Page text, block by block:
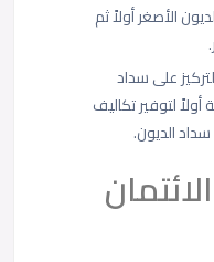
الأصغر أولاً ثم
على سداد
أولاً لتوفير تكاليف
سداد الديون.